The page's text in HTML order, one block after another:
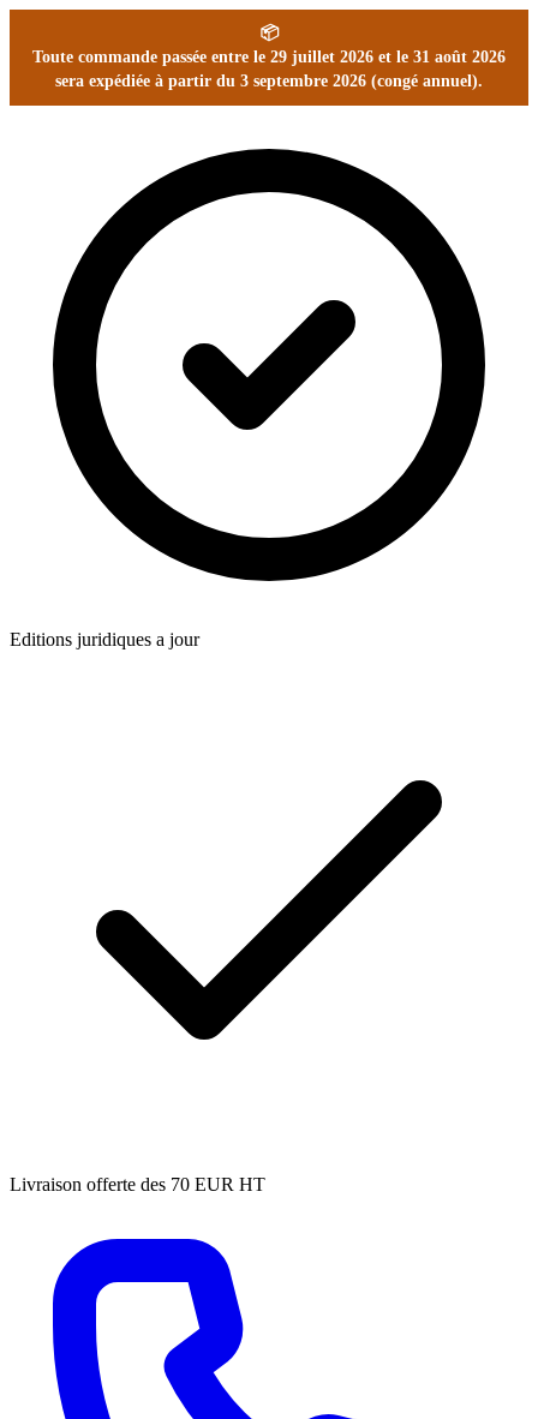
📦
Toute commande passée entre le 29 juillet 2026 et le 31 août 2026
sera expédiée à partir du 3 septembre 2026 (congé annuel).
Editions juridiques a jour
Livraison offerte des 70 EUR HT